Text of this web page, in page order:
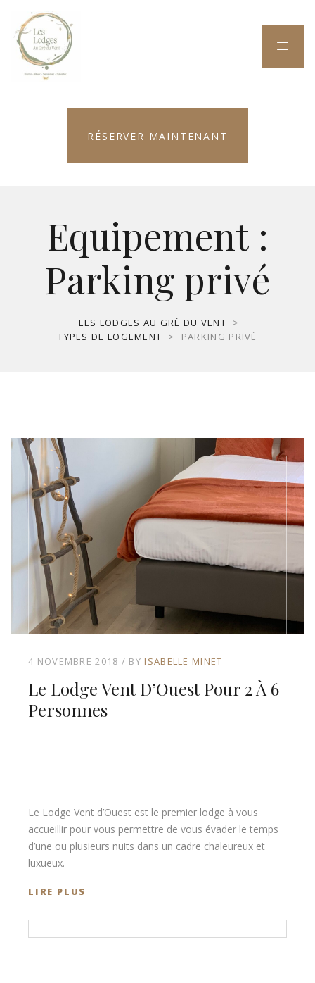
RÉSERVER MAINTENANT
Equipement :
Parking privé
LES LODGES AU GRÉ DU VENT
>
TYPES DE LOGEMENT
> PARKING PRIVÉ
4 NOVEMBRE 2018 BY ISABELLE MINET
Le Lodge Vent D’Ouest Pour 2 À 6
Personnes
Le Lodge Vent d’Ouest est le premier lodge à vous
accueillir pour vous permettre de vous évader le temps
d’une ou plusieurs nuits dans un cadre chaleureux et
luxueux.
LIRE PLUS